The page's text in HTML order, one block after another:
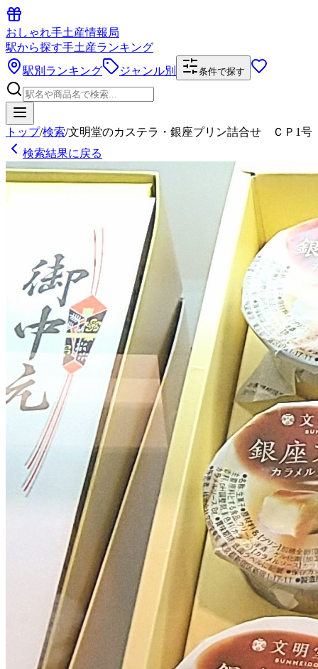
おしゃれ手土産情報局
駅から探す手土産ランキング
駅別ランキング
ジャンル別 条件で探す
トップ/検索/文明堂のカステラ・銀座プリン詰合せ ＣＰ1号
検索結果に戻る